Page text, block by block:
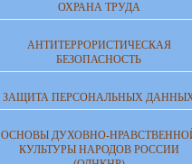
ОХРАНА ТРУДА
АНТИТЕРРОРИСТИЧЕСКАЯ
БЕЗОПАСНОСТЬ
ЗАЩИТА ПЕРСОНАЛЬНЫХ
ОСНОВЫ ДУХОВНО-
КУЛЬТУРЫ НАРОДОВ РОССИИ